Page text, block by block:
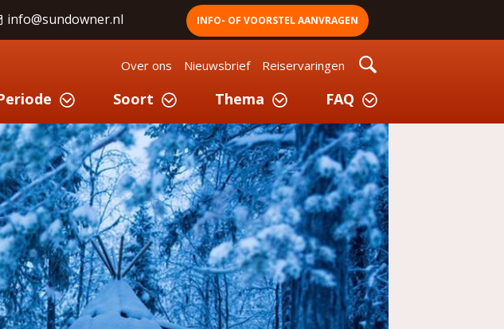
info@sundowner.nl INFO- OF VOORSTEL AANVRAGEN
Over ons Nieuwsbrief Reiservaringen
Soort Thema FAQ